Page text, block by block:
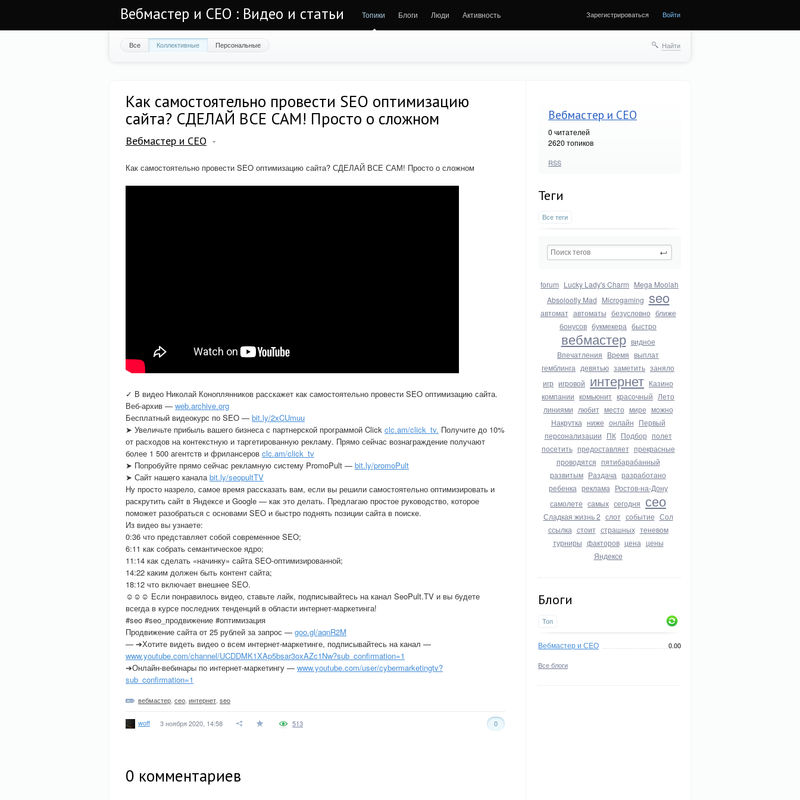
Вебмастер и СЕО : Видео и статьи Топики Блоги Люди Активность Зарегистрироваться Войти
Все Коллективные Персональные Найти
Вебмастер и СЕО
0 читателей
2620 топиков
RSS
Теги
Все теги
forum Lucky Lady's Charm Mega Moolah
Absolootly Mad Microgaming seo
автомат автоматы безусловно ближе
бонусов букмекера быстро
вебмастер видное
Впечатления Время выплат
гемблинга девятью заметить заняло
игр игровой интернет Казино
компании комьюнит красочный Лето
линиями любит место мире можно
Накрутка ниже онлайн Первый
персонализации ПК Подбор полет
посетить предоставляет прекрасные
проводятся пятибарабанный
развитым Раздача разработано
ребенка реклама Ростов-на-Дону
самолете самых сегодня сео
Сладкая жизнь 2 слот событие Сол
ссылка стоит страшных теневом
турниры факторов цена цены
Яндексе
Блоги
Топ
Вебмастер и СЕО 0.00
Все блоги
Как самостоятельно провести SEO оптимизацию
сайта? СДЕЛАЙ ВСЕ САМ! Просто о сложном
Вебмастер и СЕО
Как самостоятельно провести SEO оптимизацию сайта? СДЕЛАЙ ВСЕ САМ! Просто о сложном
✓ В видео Николай Коноплянников расскажет как самостоятельно провести SEO оптимизацию сайта.
Веб-архив — web.archive.org
Бесплатный видеокурс по SEO — bit.ly/2xCUmuu
➤ Увеличьте прибыль вашего бизнеса с партнерской программой Click clc.am/click_tv. Получите до 10%
от расходов на контекстную и таргетированную рекламу. Прямо сейчас вознаграждение получают
более 1 500 агентств и фрилансеров clc.am/click_tv
➤ Попробуйте прямо сейчас рекламную систему PromoPult — bit.ly/promoPult
➤ Сайт нашего каналаbit.ly/seopultTV
Ну просто назрело, самое время рассказать вам, если вы решили самостоятельно оптимизировать и
раскрутить сайт в Яндексе и Google — как это делать. Предлагаю простое руководство, которое
поможет разобраться с основами SEO и быстро поднять позиции сайта в поиске.
Из видео вы узнаете:
0:36 что представляет собой современное SEO;
6:11 как собрать семантическое ядро;
11:14 как сделать «начинку» сайта SEO-оптимизированной;
14:22 каким должен быть контент сайта;
18:12 что включает внешнее SEO.
☺☺☺ Если понравилось видео, ставьте лайк, подписывайтесь на канал SeoPult.TV и вы будете
всегда в курсе последних тенденций в области интернет-маркетинга!
#seo #seo_продвижение #оптимизация
Продвижение сайта от 25 рублей за запрос — goo.gl/aqnR2M
— ➔Хотите видеть видео о всем интернет-маркетинге, подписывайтесь на канал —
www.youtube.com/channel/UCDDMK1XAp5bsar3oxAZc1Nw?sub_confirmation=1
➔Онлайн-вебинары по интернет-маркетингу — www.youtube.com/user/cybermarketingtv?
sub_confirmation=1
вебмастер сео интернет seo
woff 3 ноября 2020, 14:58 0
513
0 комментариев